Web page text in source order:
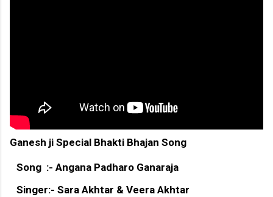
Ganesh ji Special Bhakti Bhajan Song
Song :- Angana Padharo Ganaraja
Singer:- Sara Akhtar & Veera Akhtar